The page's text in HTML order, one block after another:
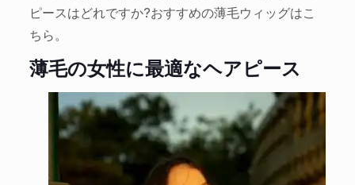
ピースはどれですか?おすすめの薄毛ウィッグはこ
ちら。
薄毛の女性に最適なヘアピース